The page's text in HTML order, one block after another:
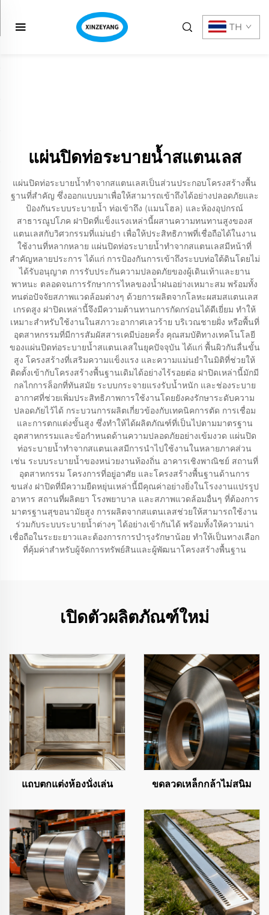
TH
แผ่นปิดท่อระบายน้ำสแตนเลส
แผ่นปิดท่อระบายน้ำทำจากสแตนเลสเป็นส่วนประกอบโครงสร้างพื้น
ฐานที่สำคัญ ซึ่งออกแบบมาเพื่อให้สามารถเข้าถึงได้อย่างปลอดภัยและ
ป้องกันระบบระบายน้ำ ท่อเข้าถึง (แมนโฮล) และห้องอุปกรณ์
สาธารณูปโภค ฝาปิดที่แข็งแรงเหล่านี้ผสานความทนทานสูงของส
แตนเลสกับวิศวกรรมที่แม่นยำ เพื่อให้ประสิทธิภาพที่เชื่อถือได้ในงาน
ใช้งานที่หลากหลาย แผ่นปิดท่อระบายน้ำทำจากสแตนเลสมีหน้าที่
สำคัญหลายประการ ได้แก่ การป้องกันการเข้าถึงระบบท่อใต้ดินโดยไม่
ได้รับอนุญาต การรับประกันความปลอดภัยของผู้เดินเท้าและยาน
พาหนะ ตลอดจนการรักษาการไหลของน้ำฝนอย่างเหมาะสม พร้อมทั้ง
ทนต่อปัจจัยสภาพแวดล้อมต่างๆ ด้วยการผลิตจากโลหะผสมสแตนเลส
เกรดสูง ฝาปิดเหล่านี้จึงมีความต้านทานการกัดกร่อนได้ดีเยี่ยม ทำให้
เหมาะสำหรับใช้งานในสภาวะอากาศเลวร้าย บริเวณชายฝั่ง หรือพื้นที่
อุตสาหกรรมที่มีการสัมผัสสารเคมีบ่อยครั้ง คุณสมบัติทางเทคโนโลยี
ของแผ่นปิดท่อระบายน้ำสแตนเลสในยุคปัจจุบัน ได้แก่ พื้นผิวกันลื่นขั้น
สูง โครงสร้างที่เสริมความแข็งแรง และความแม่นยำในมิติที่ช่วยให้
ติดตั้งเข้ากับโครงสร้างพื้นฐานเดิมได้อย่างไร้รอยต่อ ฝาปิดเหล่านี้มักมี
กลไกการล็อกที่ทันสมัย ระบบกระจายแรงรับน้ำหนัก และช่องระบาย
อากาศที่ช่วยเพิ่มประสิทธิภาพการใช้งานโดยยังคงรักษาระดับความ
ปลอดภัยไว้ได้ กระบวนการผลิตเกี่ยวข้องกับเทคนิคการตัด การเชื่อม
และการตกแต่งขั้นสูง ซึ่งทำให้ได้ผลิตภัณฑ์ที่เป็นไปตามมาตรฐาน
อุตสาหกรรมและข้อกำหนดด้านความปลอดภัยอย่างเข้มงวด แผ่นปิด
ท่อระบายน้ำทำจากสแตนเลสมีการนำไปใช้งานในหลายภาคส่วน
เช่น ระบบระบายน้ำของหน่วยงานท้องถิ่น อาคารเชิงพาณิชย์ สถานที่
อุตสาหกรรม โครงการที่อยู่อาศัย และโครงสร้างพื้นฐานด้านการ
ขนส่ง ฝาปิดที่มีความยืดหยุ่นเหล่านี้มีคุณค่าอย่างยิ่งในโรงงานแปรรูป
อาหาร สถานที่ผลิตยา โรงพยาบาล และสภาพแวดล้อมอื่นๆ ที่ต้องการ
มาตรฐานสุขอนามัยสูง การผลิตจากสแตนเลสช่วยให้สามารถใช้งาน
ร่วมกับระบบระบายน้ำต่างๆ ได้อย่างเข้ากันได้ พร้อมทั้งให้ความน่า
เชื่อถือในระยะยาวและต้องการการบำรุงรักษาน้อย ทำให้เป็นทางเลือก
ที่คุ้มค่าสำหรับผู้จัดการทรัพย์สินและผู้พัฒนาโครงสร้างพื้นฐาน
เปิดตัวผลิตภัณฑ์ใหม่
แถบตกแต่งห้องนั่งเล่น ขดลวดเหล็กกล้าไม่สนิม